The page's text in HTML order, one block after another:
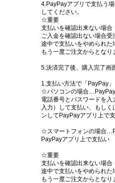
4.PayPayアプリで支払う
してください。
☆重要
支払いを確認出来ない場合
ご入金を確認出ない場合受
途中で支払いをやめられた
もう一度ご注文からとな
5.決済完了後、購入完了画
1.支払い方法で「PayPay
☆パソコンの場合…PayPay
電話番号とパスワードを
入力）して支払い、もし
ンしてPayPayアプリ上で
☆スマートフォンの場合
PayPayアプリ上で支払い
☆重要
支払いを確認出来ない場合
途中で支払いをやめられた
もう一度ご注文からとな